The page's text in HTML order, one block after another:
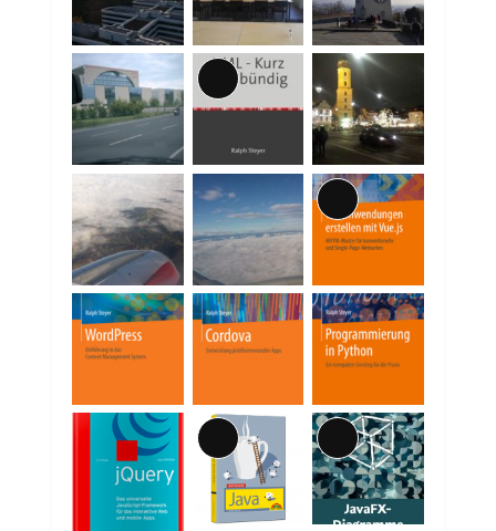
Lange
Beschreibung
Lange
Beschreibung
Lange
Beschreibung
Lange
Beschreibung